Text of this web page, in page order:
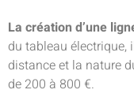
La création d’une
du tableau électrique,
distance et la nature
de 200 à 800 €.